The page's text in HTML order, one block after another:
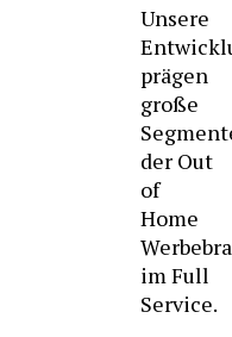
Unsere
prägen
große
der Out
of
Home
im Full
Service.